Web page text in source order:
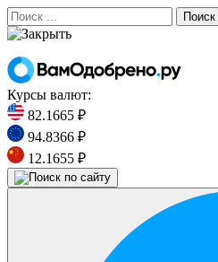
Поиск
Курсы валют:
82.1665 ₽
94.8366 ₽
12.1655 ₽